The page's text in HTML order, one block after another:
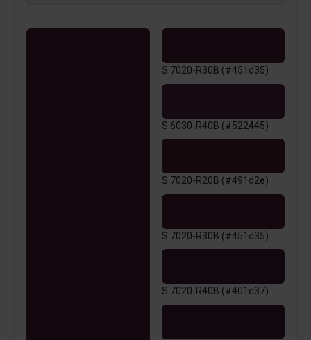
S 7020-R30B (#451d35)
S 6030-R40B (#522445)
S 7020-R20B (#491d2e)
S 7020-R30B (#451d35)
S 7020-R40B (#401e37)